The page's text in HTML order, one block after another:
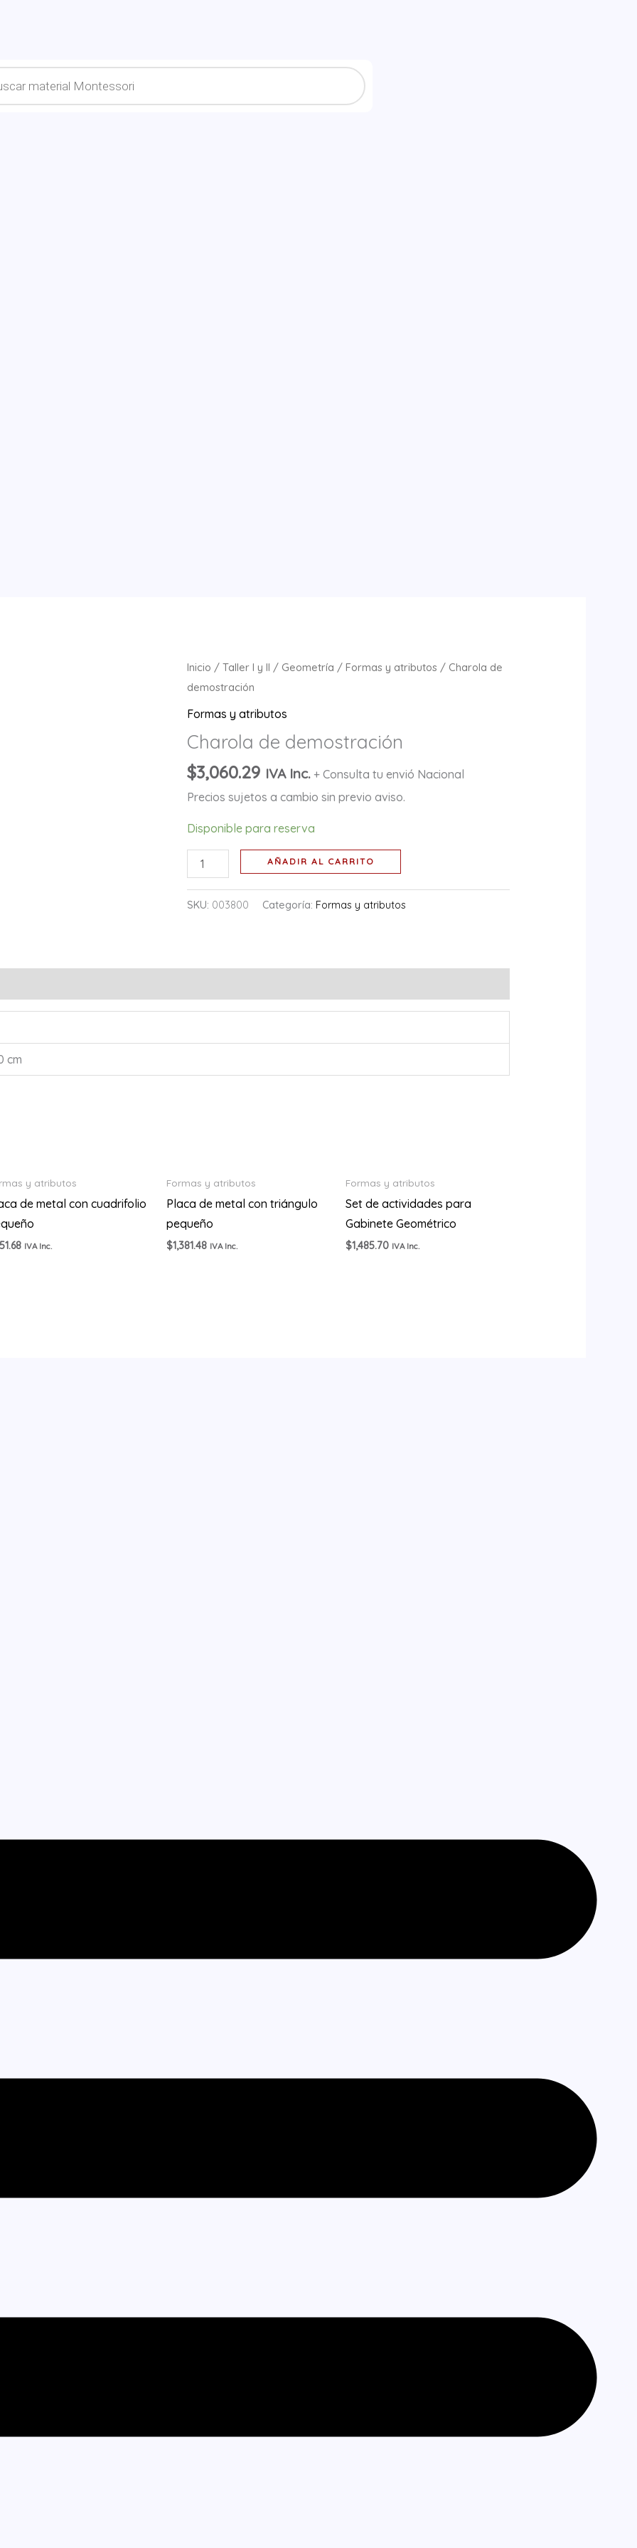
Inicio /Taller I y II / Geometría /Formas y atributos / Charola de
demostración
Formas y atributos
Charola de demostración
$3,060.29 IVA Inc. + Consulta tu envió Nacional
Precios sujetos a cambio sin previo aviso.
Disponible para reserva
Charola
de
demostración
AÑADIR AL CARRITO
SKU: 003800 Categoría: Formas y atributos
cm
y atributos
de metal con cuadrifolio
IVA Inc.
Formas y atributos
Placa de metal con triángulo
pequeño
$1,381.48 IVA Inc.
Formas y atributos
Set de actividades para
Gabinete Geométrico
$1,485.70 IVA Inc.